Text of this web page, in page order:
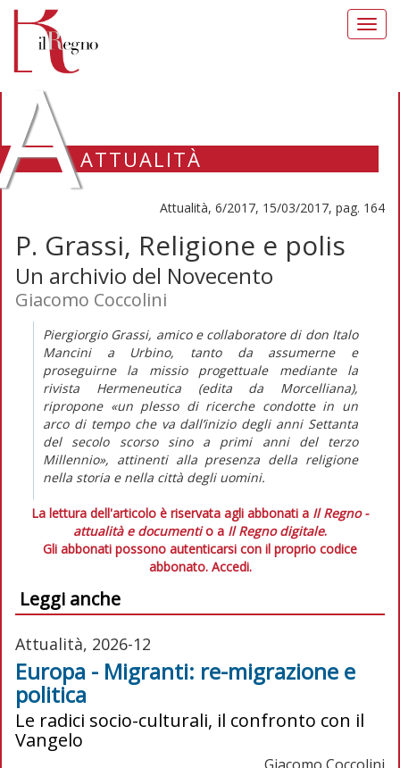
ATTUALITÀ
Attualità, 6/2017, 15/03/2017, pag. 164
P. Grassi, Religione e polis
Un archivio del Novecento
Giacomo Coccolini
Piergiorgio Grassi, amico e collaboratore di don Italo
Mancini a Urbino, tanto da assumerne e
proseguirne la missioprogettuale mediante la
rivista Hermeneutica(edita da Morcelliana),
ripropone «un plesso di ricerche condotte in un
arco di tempo che va dall’inizio degli anni Settanta
del secolo scorso sino a primi anni del terzo
Millennio», attinenti alla presenza della religione
nella storia e nella città degli uomini.
La lettura dell'articolo è riservata agli abbonati a Il Regno -
attualità e documentio a Il Regno digitale.
Gli abbonati possono autenticarsi con il proprio codice
abbonato. Accedi.
Leggi anche
Attualità, 2026-12
Europa - Migranti: re-migrazione e
politica
Le radici socio-culturali, il confronto con il
Vangelo